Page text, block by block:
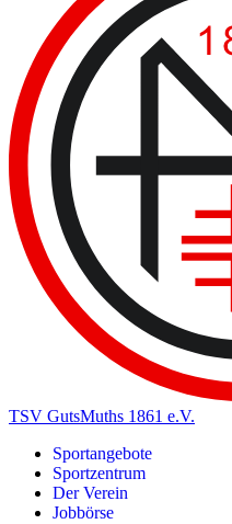
TSV GutsMuths 1861 e.V.
Sportangebote
Sportzentrum
Der Verein
Jobbörse